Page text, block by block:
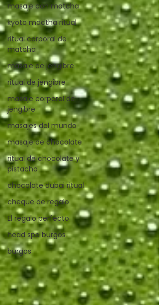
masaje con matcha
kyoto mactha ritual
ritual corporal de
matcha
masaje de jengibre
ritual de jengibre
masaje corporal de
jengibre
masajes del mundo
masaje de chocolate
ritual de chocolate y
pistacho
chocolate dubai ritual
cheque de regalo
El regalo perfecto
head spa burgos
burgos